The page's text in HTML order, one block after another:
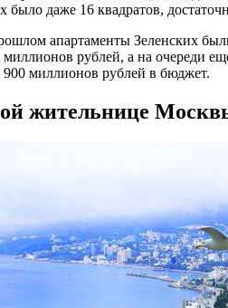
было даже 16 квадратов,
апартаменты Зеленских
рублей, а на очереди
900 миллионов рублей в бюджет.
жительнице